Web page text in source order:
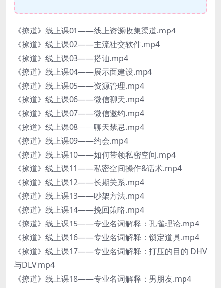
《撩道》线上课01——线上资源收集渠道.mp4
《撩道》线上课02——主流社交软件.mp4
《撩道》线上课03——搭讪.mp4
《撩道》线上课04——展示面建设.mp4
《撩道》线上课05——资源管理.mp4
《撩道》线上课06——微信聊天.mp4
《撩道》线上课07——微信邀约.mp4
《撩道》线上课08——聊天禁忌.mp4
《撩道》线上课09——约会.mp4
《撩道》线上课10——如何带领私密空间.mp4
《撩道》线上课11——私密空间操作&话术.mp4
《撩道》线上课12——长期关系.mp4
《撩道》线上课13——吵架方法.mp4
《撩道》线上课14——挽回策略.mp4
《撩道》线上课15——专业名词解释：孔雀理论.mp4
《撩道》线上课16——专业名词解释：锁定道具.mp4
《撩道》线上课17——专业名词解释：打压的目的 DHV
与DLV.mp4
《撩道》线上课18——专业名词解释：男朋友.mp4